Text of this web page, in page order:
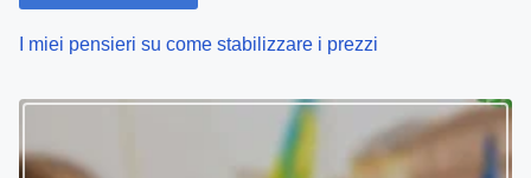
I miei pensieri su come stabilizzare i prezzi